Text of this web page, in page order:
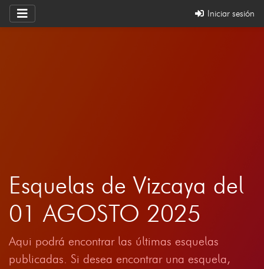
Iniciar sesión
Esquelas de Vizcaya del
01 AGOSTO 2025
Aqui podrá encontrar las últimas esquelas
publicadas. Si desea encontrar una esquela,